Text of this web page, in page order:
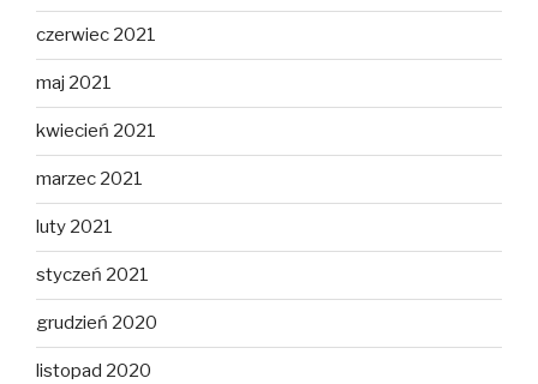
czerwiec 2021
maj 2021
kwiecień 2021
marzec 2021
luty 2021
styczeń 2021
grudzień 2020
listopad 2020